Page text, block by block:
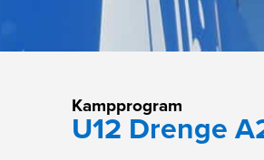
Kampprogram
U12 Drenge